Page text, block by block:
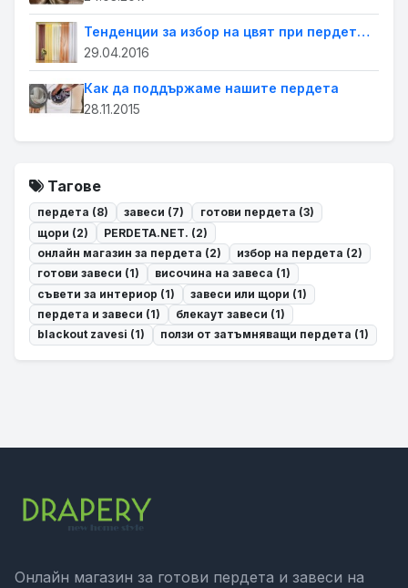
Тенденции за избор на цвят при пердетата
29.04.2016
Как да поддържаме нашите пердета
28.11.2015
Тагове
пердета (8) завеси (7)
готови пердета (3)
щори (2)
PERDETA.NET. (2)
онлайн магазин за пердета (2)
избор на пердета (2)
готови завеси (1)
височина на завеса (1)
съвети за интериор (1)
завеси или щори (1)
пердета и завеси (1)
блекаут завеси (1)
blackout zavesi (1)
ползи от затъмняващи пердета (1)
Онлайн магазин за готови пердета и завеси на